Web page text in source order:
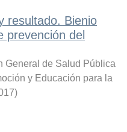
resultado. Bienio
prevención del
General de Salud Pública
y Educación para la
)